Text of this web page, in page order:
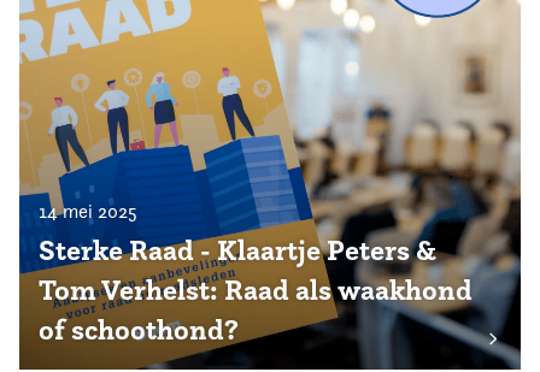
14 mei 2025
Sterke Raad - Klaartje Peters &
Tom Verhelst: Raad als waakhond
of schoothond?